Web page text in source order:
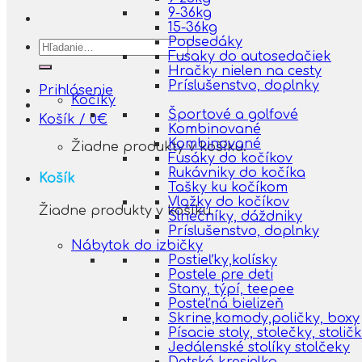
Hľadať:
Prihlásenie
Košík / 0€
Žiadne produkty v košíku.
Košík
Žiadne produkty v košíku.
9-36kg
15-36kg
Podsedáky
Fusaky do autosedačiek
Hračky nielen na cesty
Príslušenstvo, doplnky
Kočíky
Športové a golfové
Kombinované
Kombinované
Fusáky do kočíkov
Rukávniky do kočíka
Tašky ku kočíkom
Vložky do kočíkov
Slnečníky, dáždniky
Príslušenstvo, doplnky
Nábytok do izbičky
Postieľky,kolísky
Postele pre deti
Stany, týpí, teepee
Posteľná bielizeň
Skrine,komody,poličky, boxy
Písacie stoly, stolečky,
Jedálenské stolíky stolčeky